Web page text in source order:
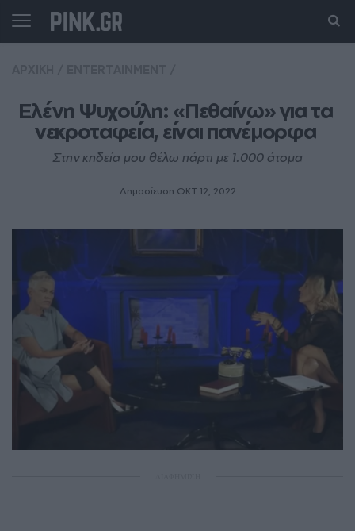
Ελένη Ψυχούλη: «Πεθαίνω» για τα
νεκροταφεία, είναι πανέμορφα
Στην κηδεία μου θέλω πάρτι με 1.000 άτομα
Δημοσίευση ΟΚΤ 12, 2022